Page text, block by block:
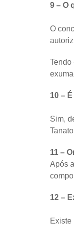
9 – O
O
Tendo
10 –
Sim,
11 –
Após
12 –
Existe